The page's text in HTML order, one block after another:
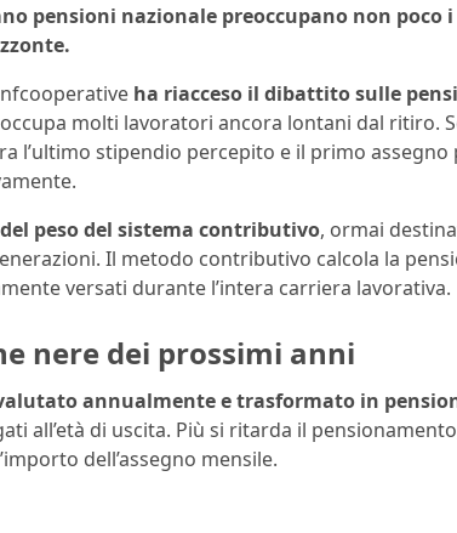
pensioni nazionale preoccupano non poco
ha riacceso il dibattito sulle
molti lavoratori ancora lontani dal ritiro.
l’ultimo stipendio percepito e il primo assegno
peso del sistema contributivo, ormai
Il metodo contributivo calcola la
versati durante l’intera carriera lavorativa.
nere dei prossimi anni
annualmente e trasformato in
all’età di uscita. Più si ritarda il
dell’assegno mensile.